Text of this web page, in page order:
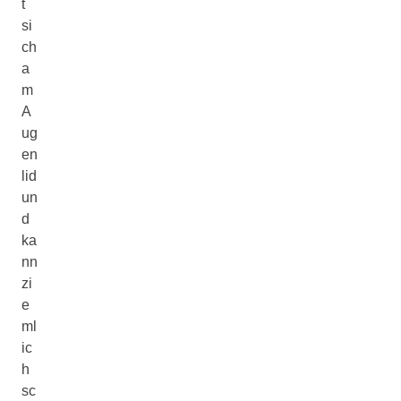
t
si
ch
a
m
A
ug
en
lid
un
d
ka
nn
zi
e
ml
ic
h
sc